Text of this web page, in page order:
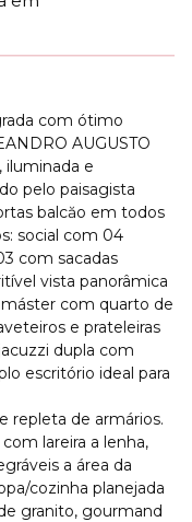
com ótimo
AUGUSTO
iluminada e
pelo paisagista
balcăo em todos
social com 04
com sacadas
vista panorâmica
máster com quarto de
e prateleiras
dupla com
escritório ideal para
repleta de armários.
lareira a lenha,
a área da
cozinha planejada
granito, gourmand